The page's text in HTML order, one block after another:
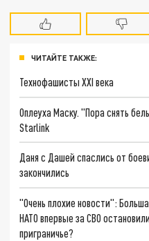
ЧИТАЙТЕ ТАКЖЕ:
Технофашисты XXI века
Оплеуха Маску. "Пора снять
Starlink
Даня с Дашей спаслись от
закончились
"Очень плохие новости":
НАТО впервые за СВО
приграничье?